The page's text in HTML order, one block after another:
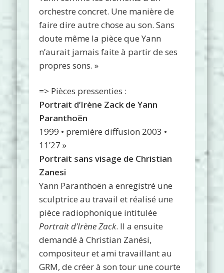
orchestre concret. Une manière de
faire dire autre chose au son. Sans
doute même la pièce que Yann
n’aurait jamais faite à partir de ses
propres sons. »
=> Pièces pressenties :
Portrait d’Irène Zack de Yann
Paranthoën
1999 • première diffusion 2003 •
11’27 »
Portrait sans visage de Christian
Zanesi
Yann Paranthoën a enregistré une
sculptrice au travail et réalisé une
pièce radiophonique intitulée
Portrait d’Irène Zack. Il a ensuite
demandé à Christian Zanési,
compositeur et ami travaillant au
GRM, de créer à son tour une courte